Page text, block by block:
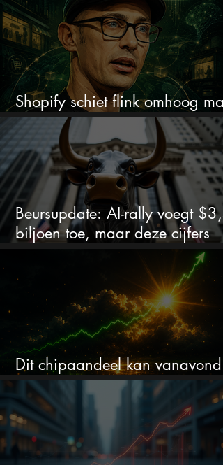
Shopify schiet flink omhoog
dit is wat beleggers missen
Beursupdate: AI-rally voegt $3,5
biljoen toe, maar deze cijfers
waarschuwen beleggers
Dit chipaandeel kan vanavond
flink bewegen